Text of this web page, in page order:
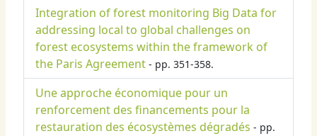
Integration of forest monitoring Big Data for
addressing local to global challenges on
forest ecosystems within the framework of
the Paris Agreement - pp. 351-358.
Une approche économique pour un
renforcement des financements pour la
restauration des écosystèmes dégradés - pp.